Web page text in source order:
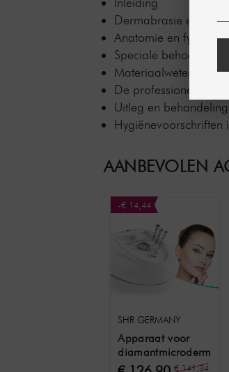
Dermabrasie en het
Anatomie en
Speciale behoeften
Materiaalwetenschap
De professionele
Uitleg en
Hygiënevoorschriften
AANBEVOLEN
-€ 14,44
SHR GERMANY
Apparaat voor
€ 141,34